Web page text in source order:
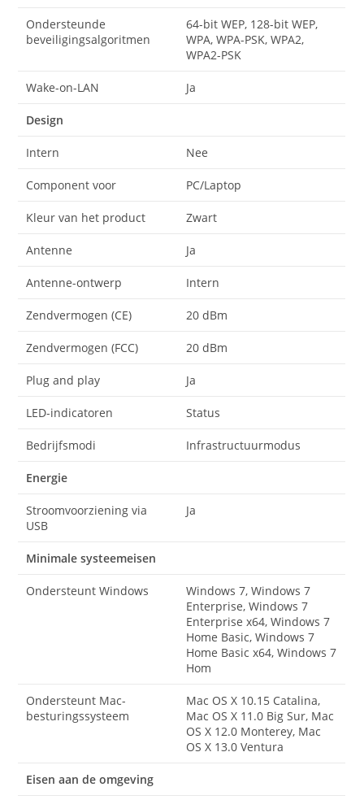
Ondersteunde
beveiligingsalgoritmen
64-bit WEP, 128-bit WEP,
WPA, WPA-PSK, WPA2,
WPA2-PSK
Wake-on-LAN Ja
Design
Intern Nee
Component voor PC/Laptop
Kleur van het product Zwart
Antenne Ja
Antenne-ontwerp Intern
Zendvermogen (CE) 20 dBm
Zendvermogen (FCC) 20 dBm
Plug and play Ja
LED-indicatoren Status
Bedrijfsmodi Infrastructuurmodus
Energie
Stroomvoorziening via
USB
Ja
Minimale systeemeisen
Ondersteunt Windows
Windows 7, Windows 7
Enterprise, Windows 7
Enterprise x64, Windows 7
Home Basic, Windows 7
Home Basic x64, Windows 7
Hom
Ondersteunt Mac-
besturingssysteem
Mac OS X 10.15 Catalina,
Mac OS X 11.0 Big Sur, Mac
OS X 12.0 Monterey, Mac
OS X 13.0 Ventura
Eisen aan de omgeving